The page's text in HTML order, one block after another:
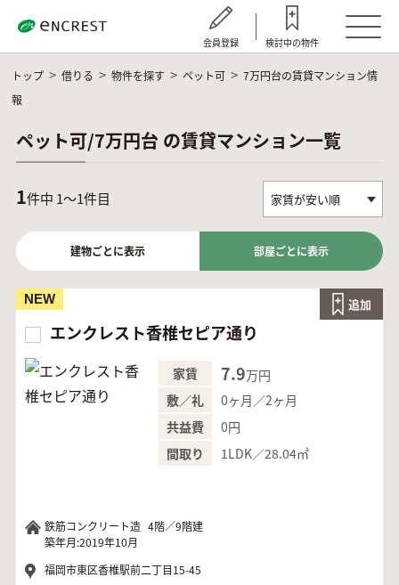
会員登録 検討中の物件
トップ 借りる 物件を探す ペット可
7万円台の賃貸マンション情
報
ペット可/7万円台 の賃貸マンション一覧
1件中 1～1件目
部屋ごとに表示
建物ごとに表示
エンクレスト香椎セピア通り
NEW 追加
家賃 7.9万円
敷／礼
0ヶ月／2ヶ月
共益費
0円
間取り
1LDK／28.04㎡
鉄筋コンクリート造 4階／9階建
築年月:2019年10月
福岡市東区香椎駅前二丁目15-45